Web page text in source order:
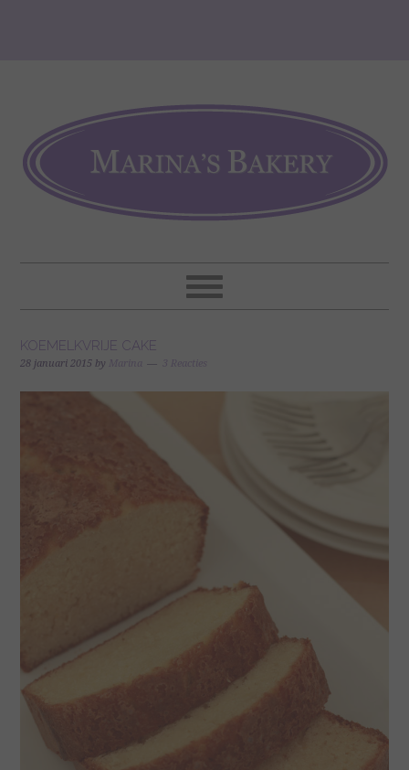
KOEMELKVRIJE CAKE
28 januari 2015 by Marina 3 Reacties